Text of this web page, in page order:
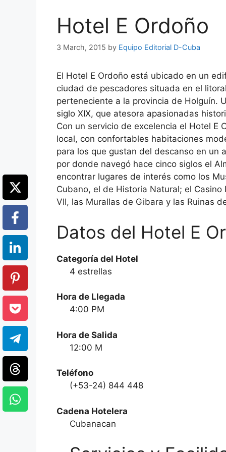
Hotel E Ordoño
3 March, 2015 by Equipo Editorial D-Cuba
El Hotel E Ordoño está ubicado en un
ciudad de pescadores situada en el
perteneciente a la provincia de Holguín.
siglo XIX, que atesora apasionadas
Con un servicio de excelencia el Hotel E
local, con confortables habitaciones
para los que gustan del descanso en un
por donde navegó hace cinco siglos el
encontrar lugares de interés como los
Cubano, el de Historia Natural; el
VII, las Murallas de Gibara y las Ruinas
Datos del Hotel E
Categoría del Hotel
4 estrellas
Hora de Llegada
4:00 PM
Hora de Salida
12:00 M
Teléfono
(+53-24) 844 448
Cadena Hotelera
Cubanacan